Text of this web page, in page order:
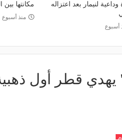
وداعية لنيمار بعد اعتزاله
أسبوع
مكانتها بين
منذ أسبوع
قطر أول